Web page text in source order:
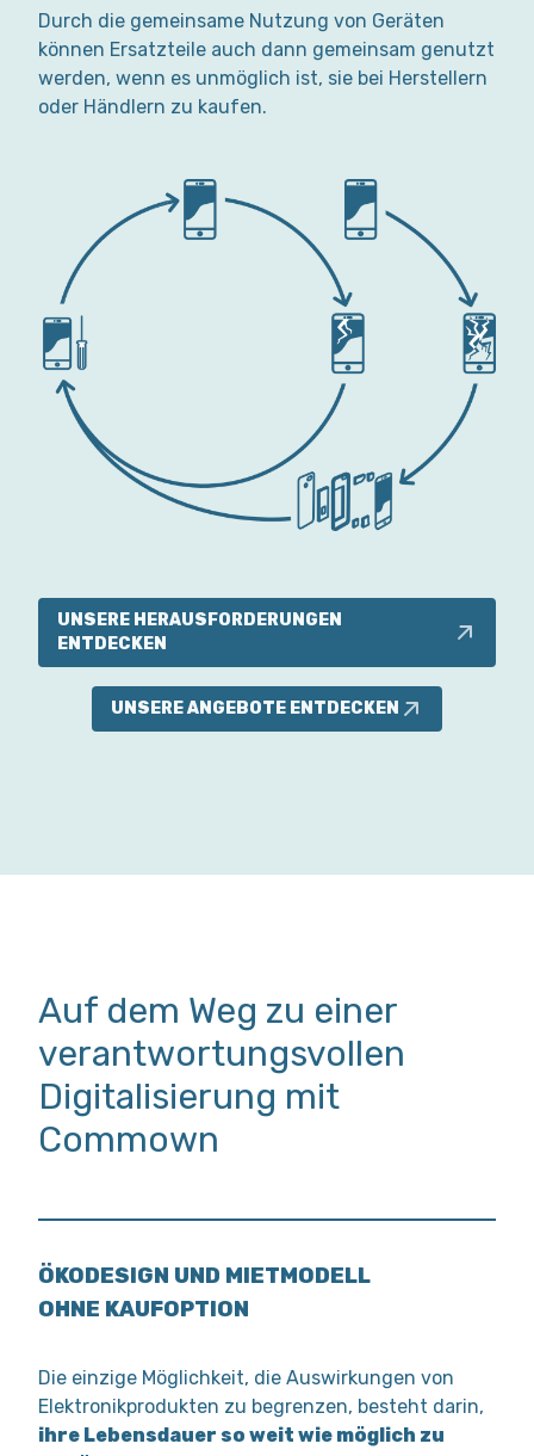
Durch die gemeinsame Nutzung von Geräten
können Ersatzteile auch dann gemeinsam genutzt
werden, wenn es unmöglich ist, sie bei Herstellern
oder Händlern zu kaufen.
UNSERE HERAUSFORDERUNGEN
ENTDECKEN
UNSERE ANGEBOTE ENTDECKEN
Auf dem Weg zu einer
verantwortungsvollen
Digitalisierung mit
Commown
ÖKODESIGN UND MIETMODELL
OHNE KAUFOPTION
Die einzige Möglichkeit, die Auswirkungen von
Elektronikprodukten zu begrenzen, besteht darin,
ihre Lebensdauer so weit wie möglich zu